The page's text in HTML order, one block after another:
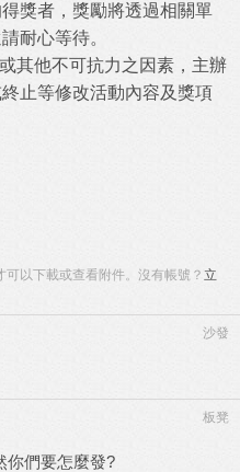
獎者，獎勵將透過相關單
耐心等待。
其他不可抗力之因素，主辦
止等修改活動內容及獎項
可以下載或查看附件。沒有帳號？ 立
沙發
板凳
你們要怎麼發?